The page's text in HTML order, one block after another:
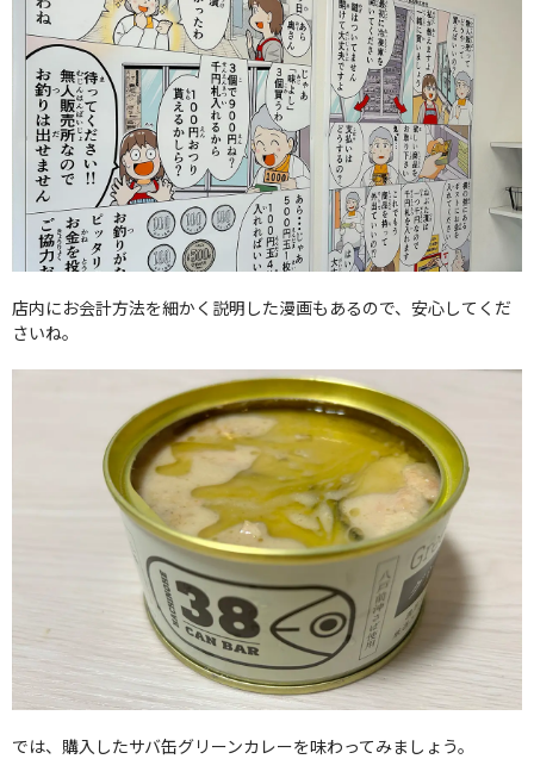
店内にお会計方法を細かく説明した漫画もあるので、安心してくだ
さいね。
では、購入したサバ缶グリーンカレーを味わってみましょう。